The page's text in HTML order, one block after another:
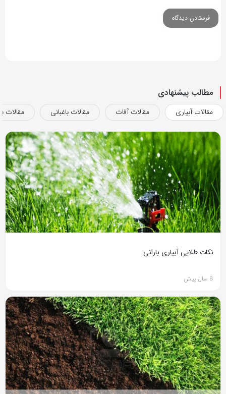
مطالب پیشنهادی
مقالات آبیاری مقالات آفات مقالات باغبانی مقالات
نکات طلایی آبیاری بارانی
8 سال پیش